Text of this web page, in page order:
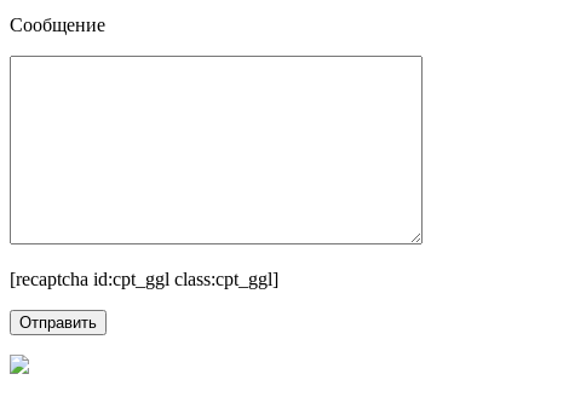
Сообщение
[recaptcha id:cpt_ggl class:cpt_ggl]